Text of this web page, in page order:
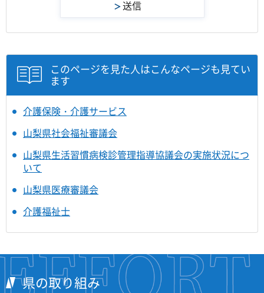
このページを見た人はこんなページも見てい
ます
介護保険・介護サービス
山梨県社会福祉審議会
山梨県生活習慣病検診管理指導協議会の実施状況につ
いて
山梨県医療審議会
介護福祉士
県の取り組み